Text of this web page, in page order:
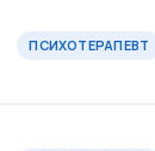
ПСИХОТЕРАПЕВТ